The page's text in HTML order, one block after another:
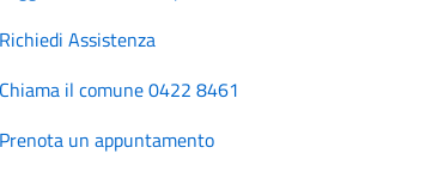
Richiedi Assistenza
Chiama il comune 0422 8461
Prenota un appuntamento